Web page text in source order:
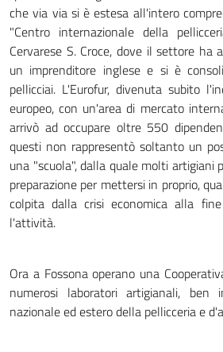
che via via si è estesa all'intero
"Centro internazionale della
Cervarese S. Croce, dove il settore ha
un imprenditore inglese e si è
pellicciai. L'Eurofur, divenuta subito
europeo, con un'area di mercato
arrivò ad occupare oltre 550
questi non rappresentò soltanto un
una "scuola", dalla quale molti artigiani
preparazione per mettersi in proprio,
colpita dalla crisi economica alla
l'attività.
Ora a Fossona operano una
numerosi laboratori artigianali, ben
nazionale ed estero della pellicceria e